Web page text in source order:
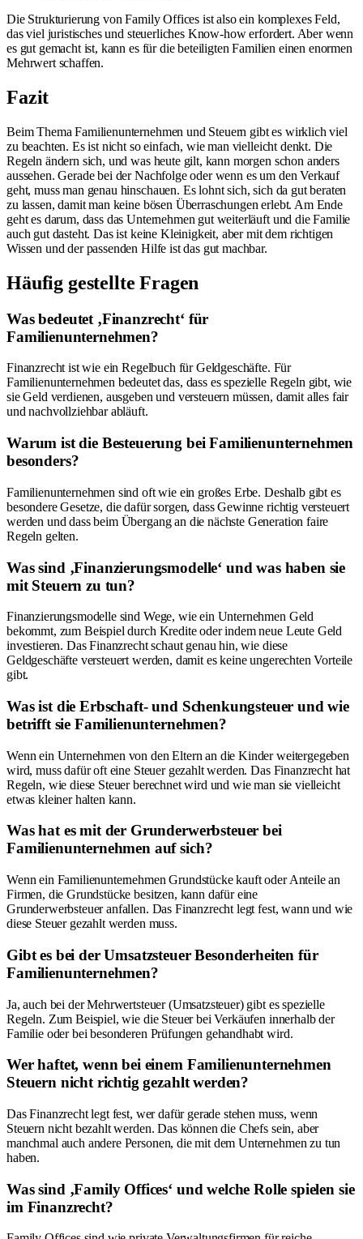
Die Strukturierung von Family Offices ist also ein komplexes Feld,
das viel juristisches und steuerliches Know-how erfordert. Aber wenn
es gut gemacht ist, kann es für die beteiligten Familien einen enormen
Mehrwert schaffen.
Fazit
Beim Thema Familienunternehmen und Steuern gibt es wirklich viel
zu beachten. Es ist nicht so einfach, wie man vielleicht denkt. Die
Regeln ändern sich, und was heute gilt, kann morgen schon anders
aussehen. Gerade bei der Nachfolge oder wenn es um den Verkauf
geht, muss man genau hinschauen. Es lohnt sich, sich da gut beraten
zu lassen, damit man keine bösen Überraschungen erlebt. Am Ende
geht es darum, dass das Unternehmen gut weiterläuft und die Familie
auch gut dasteht. Das ist keine Kleinigkeit, aber mit dem richtigen
Wissen und der passenden Hilfe ist das gut machbar.
Häufig gestellte Fragen
Was bedeutet ‚Finanzrecht‘ für
Familienunternehmen?
Finanzrecht ist wie ein Regelbuch für Geldgeschäfte. Für
Familienunternehmen bedeutet das, dass es spezielle Regeln gibt, wie
sie Geld verdienen, ausgeben und versteuern müssen, damit alles fair
und nachvollziehbar abläuft.
Warum ist die Besteuerung bei Familienunternehmen
besonders?
Familienunternehmen sind oft wie ein großes Erbe. Deshalb gibt es
besondere Gesetze, die dafür sorgen, dass Gewinne richtig versteuert
werden und dass beim Übergang an die nächste Generation faire
Regeln gelten.
Was sind ‚Finanzierungsmodelle‘ und was haben sie
mit Steuern zu tun?
Finanzierungsmodelle sind Wege, wie ein Unternehmen Geld
bekommt, zum Beispiel durch Kredite oder indem neue Leute Geld
investieren. Das Finanzrecht schaut genau hin, wie diese
Geldgeschäfte versteuert werden, damit es keine ungerechten Vorteile
gibt.
Was ist die Erbschaft- und Schenkungsteuer und wie
betrifft sie Familienunternehmen?
Wenn ein Unternehmen von den Eltern an die Kinder weitergegeben
wird, muss dafür oft eine Steuer gezahlt werden. Das Finanzrecht hat
Regeln, wie diese Steuer berechnet wird und wie man sie vielleicht
etwas kleiner halten kann.
Was hat es mit der Grunderwerbsteuer bei
Familienunternehmen auf sich?
Wenn ein Familienunternehmen Grundstücke kauft oder Anteile an
Firmen, die Grundstücke besitzen, kann dafür eine
Grunderwerbsteuer anfallen. Das Finanzrecht legt fest, wann und wie
diese Steuer gezahlt werden muss.
Gibt es bei der Umsatzsteuer Besonderheiten für
Familienunternehmen?
Ja, auch bei der Mehrwertsteuer (Umsatzsteuer) gibt es spezielle
Regeln. Zum Beispiel, wie die Steuer bei Verkäufen innerhalb der
Familie oder bei besonderen Prüfungen gehandhabt wird.
Wer haftet, wenn bei einem Familienunternehmen
Steuern nicht richtig gezahlt werden?
Das Finanzrecht legt fest, wer dafür gerade stehen muss, wenn
Steuern nicht bezahlt werden. Das können die Chefs sein, aber
manchmal auch andere Personen, die mit dem Unternehmen zu tun
haben.
Was sind ‚Family Offices‘ und welche Rolle spielen sie
im Finanzrecht?